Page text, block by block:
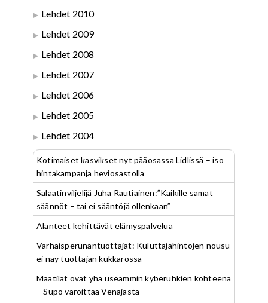
Lehdet 2010
Lehdet 2009
Lehdet 2008
Lehdet 2007
Lehdet 2006
Lehdet 2005
Lehdet 2004
Kotimaiset kasvikset nyt pääosassa Lidlissä – iso
hintakampanja heviosastolla
Salaatinviljelijä Juha Rautiainen:”Kaikille samat
säännöt – tai ei sääntöjä ollenkaan”
Alanteet kehittävät elämyspalvelua
Varhaisperunantuottajat: Kuluttajahintojen nousu
ei näy tuottajan kukkarossa
Maatilat ovat yhä useammin kyberuhkien kohteena
– Supo varoittaa Venäjästä